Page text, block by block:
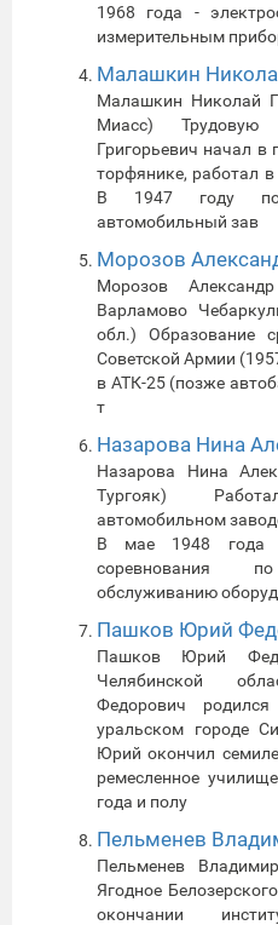
1968 года -
измерительным
Малашкин
Малашкин Николай
Миасс) Трудовую
Григорьевич начал в
торфянике, работал
В 1947 году
автомобильный зав
Морозов
Морозов
Варламово
обл.) Образование
Советской Армии
в АТК-25 (позже
т
Назарова Нина
Назарова Нина
Тургояк)
автомобильном
В мае 1948 года
соревнования
обслуживанию
Пашков Юрий
Пашков Юрий
Челябинской
Федорович
уральском городе
Юрий окончил
ремесленное
года и полу
Пельменев
Пельменев
Ягодное
окончании